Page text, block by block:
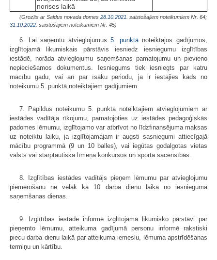
norises laikā
(Grozīts ar Saldus novada domes 28.10.2021. saistošajiem noteikumiem Nr. 64;
31.10.2022. saistošajiem noteikumiem Nr. 45)
6. Lai saņemtu atvieglojumus5. punktānoteiktajos gadījumos,
izglītojamā likumiskais pārstāvis iesniedz iesniegumu izglītības
iestādē, norāda atvieglojumu saņemšanas pamatojumu un pievieno
nepieciešamos dokumentus. Iesniegums tiek iesniegts par katru
mācību gadu, vai arī par īsāku periodu, ja ir iestājies kāds no
noteikumu 5. punktā noteiktajiem gadījumiem.
7. Papildus noteikumu 5. punktā noteiktajiem atvieglojumiem ar
iestādes vadītāja rīkojumu, pamatojoties uz iestādes pedagoģiskās
padomes lēmumu, izglītojamo var atbrīvot no līdzfinansējuma maksas
uz noteiktu laiku, ja izglītojamajam ir augsti sasniegumi attiecīgajā
mācību programmā (9 un 10 balles), vai iegūtas godalgotas vietas
valsts vai starptautiska līmeņa konkursos un sporta sacensībās.
8. Izglītības iestādes vadītājs pieņem lēmumu par atvieglojumu
piemērošanu ne vēlāk kā 10 darba dienu laikā no iesnieguma
saņemšanas dienas.
9. Izglītības iestāde informē izglītojamā likumisko pārstāvi par
pieņemto lēmumu, atteikuma gadījumā personu informē rakstiski
piecu darba dienu laikā par atteikuma iemeslu, lēmuma apstrīdēšanas
termiņu un kārtību.